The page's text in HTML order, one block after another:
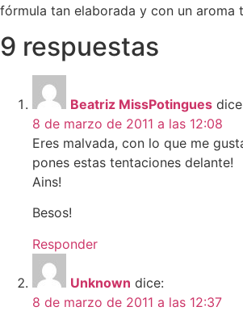
fórmula tan elaborada y con un aroma
9 respuestas
Beatriz MissPotingues
8 de marzo de 2011 a las 12:08
Eres malvada, con lo que me
pones estas tentaciones delante!
Ains!
Besos!
Responder
Unknown dice:
8 de marzo de 2011 a las 12:37